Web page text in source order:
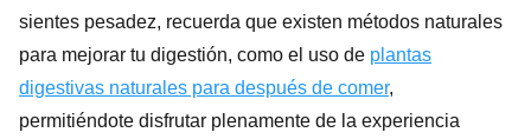
sientes pesadez, recuerda que existen métodos naturales
para mejorar tu digestión, como el uso de plantas
digestivas naturales para después de comer,
permitiéndote disfrutar plenamente de la experiencia